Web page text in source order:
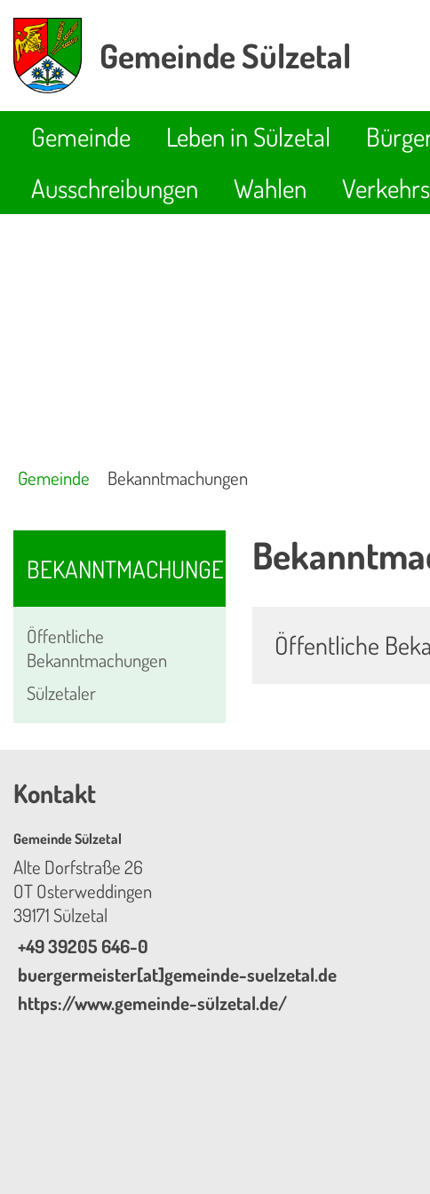
Gemeinde Sülzetal
Gemeinde Leben in Sülzetal
Ausschreibungen
Wahlen
Gemeinde Bekanntmachungen
BEKANNTMACHUNGEN
Öffentliche
Bekanntmachungen
Sülzetaler
Öffentliche
Kontakt
Gemeinde Sülzetal
Alte Dorfstraße 26
OT Osterweddingen
39171 Sülzetal
+49 39205 646-0
buergermeister[at]gemeinde-suelzetal.de
https://www.gemeinde-sülzetal.de/